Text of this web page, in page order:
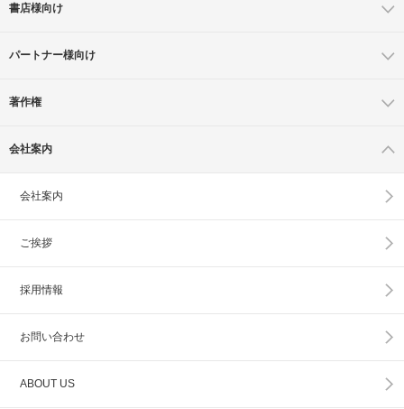
書店様向け
パートナー様向け
著作権
会社案内
会社案内
ご挨拶
採用情報
お問い合わせ
ABOUT US